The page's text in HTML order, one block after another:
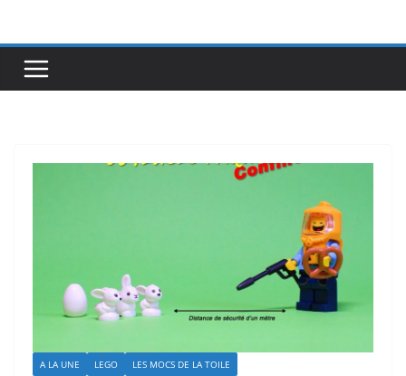
contenu
A LA UNE LEGO LES MOCS DE LA TOILE